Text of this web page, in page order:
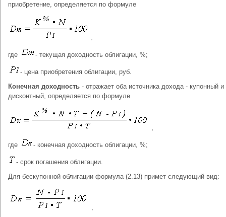
приобретение, определяется по формуле
,
где - текущая доходность облигации, %;
- цена приобретения облигации, руб.
Конечная доходность - отражает оба источника дохода - купонный и
дисконтный, определяется по формуле
,
где - конечная доходность облигации, %;
- срок погашения облигации.
Для бескупонной облигации формула (2.13) примет следующий вид:
,